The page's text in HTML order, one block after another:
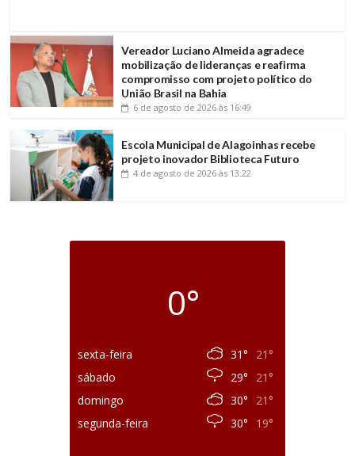
Vereador Luciano Almeida agradece
mobilização de lideranças e reafirma
compromisso com projeto político do
União Brasil na Bahia
6 de agosto de 2026 às 16:49
Escola Municipal de Alagoinhas recebe
projeto inovador Biblioteca Futuro
4 de agosto de 2026 às 13:22
0°
sexta-feira 31°
21°
sábado
29°
21°
domingo
30°
21°
segunda-feira
30° 19°